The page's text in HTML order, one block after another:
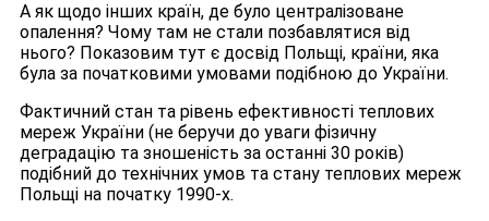
А як щодо інших країн, де було централізоване
опалення? Чому там не стали позбавлятися від
нього? Показовим тут є досвід Польщі, країни, яка
була за початковими умовами подібною до України.
Фактичний стан та рівень ефективності теплових
мереж України (не беручи до уваги фізичну
деградацію та зношеність за останні 30 років)
подібний до технічних умов та стану теплових мереж
Польщі на початку 1990-х.